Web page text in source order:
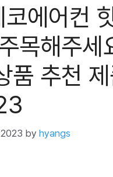
에어컨
목해주세
품 추천
by hyangs